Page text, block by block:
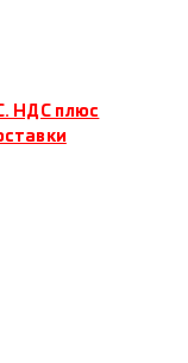
на
НДС плюс